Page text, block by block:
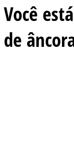
Você
de